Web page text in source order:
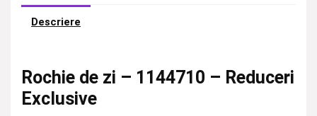
Descriere
Rochie de zi – 1144710 – Reduceri
Exclusive